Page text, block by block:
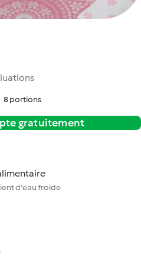
8 portions
gratuitement
d'eau froide